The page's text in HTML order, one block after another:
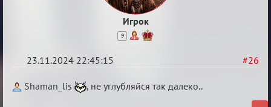
Игрок
9
#26
23.11.2024 22:45:15
Re:Shaman_lis , не углубляйся так далеко..